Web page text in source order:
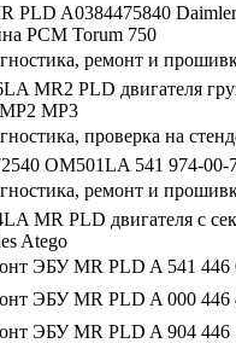
PLD A0384475840
РСМ Torum 750
ремонт и
MR2 PLD двигателя
MP3
проверка на
OM501LA 541 974-00-
ремонт и
MR PLD двигателя c
Atego
ЭБУ MR PLD A 541 446
ЭБУ MR PLD A 000 446
ЭБУ MR PLD A 904 446